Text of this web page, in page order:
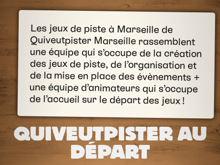
Les jeux de piste à Marseille de
Quiveutpister Marseille rassemblent
une équipe qui s’occupe de la création
des jeux de piste, de l’organisation et
de la mise en place des évènements +
une équipe d’animateurs qui s’occupe
de l’accueil sur le départ des jeux !
QUIVEUTPISTER AU
DÉPART